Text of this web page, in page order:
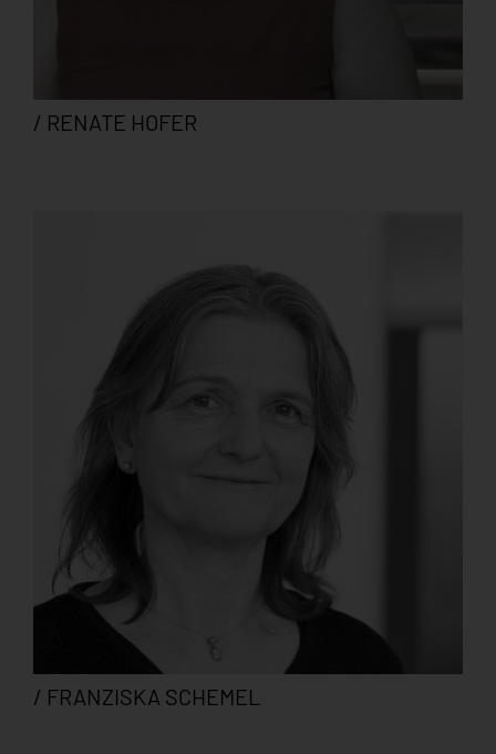
/ RENATE HOFER
/ FRANZISKA SCHEMEL